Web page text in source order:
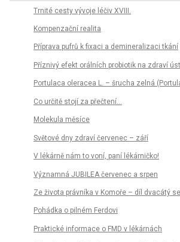
Trnité cesty vývoje léčiv XVIII.
Kompenzační realita
Příprava pufrů k fixaci a demineralizaci tkání
Příznivý efekt orálních probiotik na zdraví
Portulaca oleracea L. – šrucha zelná
Co určitě stojí za přečtení...
Molekula měsíce
Světové dny zdraví červenec – září
V lékárně nám to voní, paní lékárničko!
Významná JUBILEA červenec a srpen
Ze života právníka v Komoře – díl dvacátý
Pohádka o pilném Ferdovi
Praktické informace o FMD v lékárnách